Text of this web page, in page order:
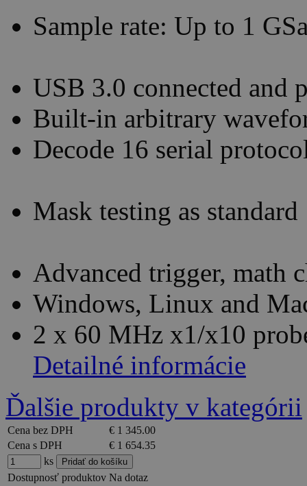
Sample rate: Up to 1
USB 3.0 connected and
Built-in arbitrary
Decode 16 serial
Mask testing as standard
Advanced trigger, math
Windows, Linux and
2 x 60 MHz x1/x10
Detailné informácie
Ďalšie produkty v kategórii
Cena bez DPH
€ 1 345.00
Cena s DPH
€ 1 654.35
ks
Dostupnosť produktov Na dotaz